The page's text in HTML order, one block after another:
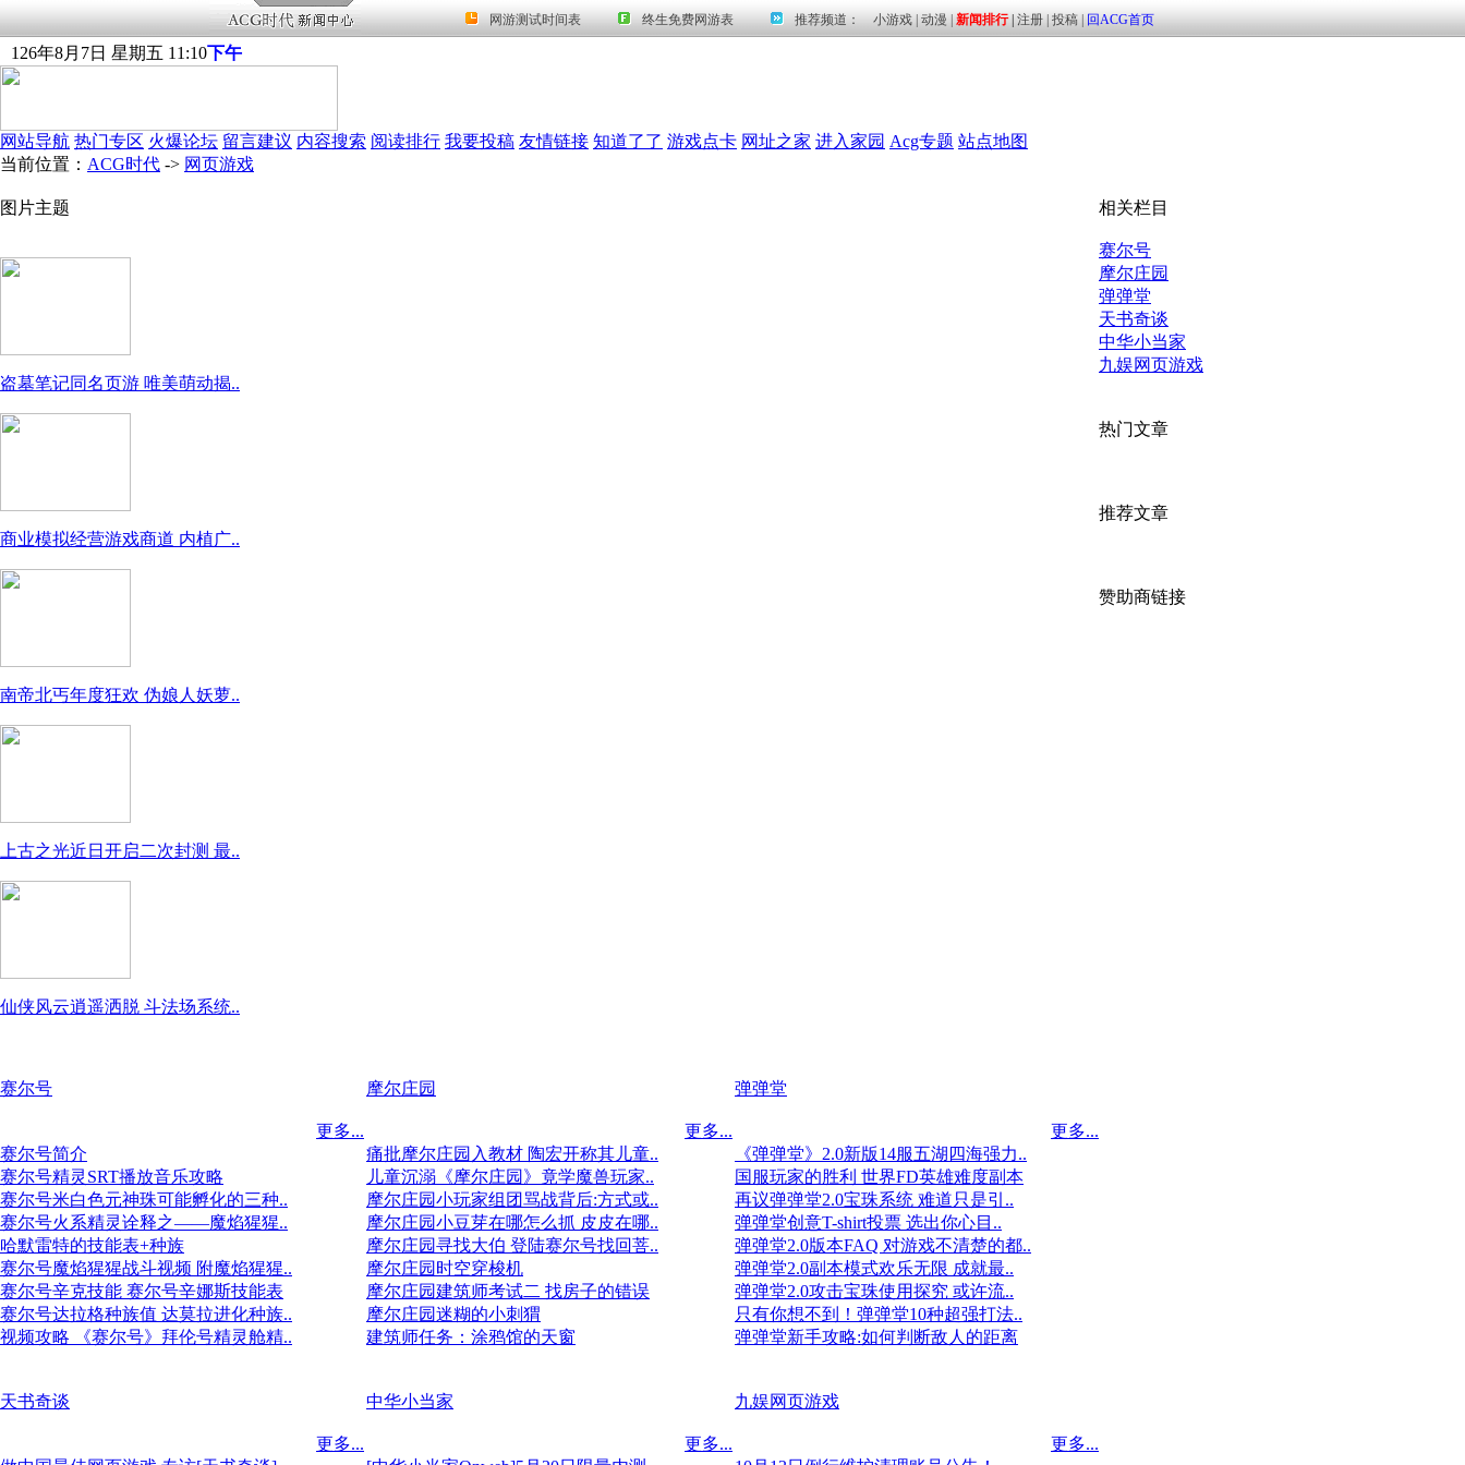
126年8月 7日 星期五 11 :10下午
网站导航 热门专区 火爆论坛 留言建议 内容搜索 阅读排行 我要投稿 友情链接 知道了了 游戏点卡 网址之家 进入家园 Acg专题 站点地图
当前位置： ACG时代 -> 网页游戏
图片主题
盗墓笔记同名页游 唯美萌动揭..
商业模拟经营游戏商道 内植广..
南帝北丐年度狂欢 伪娘人妖萝..
上古之光近日开启二次封测 最..
仙侠风云逍遥洒脱 斗法场系统..
赛尔号
更多...
赛尔号简介
赛尔号精灵SRT播放音乐攻略
赛尔号米白色元神珠可能孵化的三种..
赛尔号火系精灵诠释之——魔焰猩猩..
哈默雷特的技能表+种族
赛尔号魔焰猩猩战斗视频 附魔焰猩猩..
赛尔号辛克技能 赛尔号辛娜斯技能表
赛尔号达拉格种族值 达莫拉进化种族..
视频攻略 《赛尔号》拜伦号精灵舱精..
摩尔庄园
更多...
痛批摩尔庄园入教材 陶宏开称其儿童..
儿童沉溺《摩尔庄园》竟学魔兽玩家..
摩尔庄园小玩家组团骂战背后:方式或..
摩尔庄园小豆芽在哪怎么抓 皮皮在哪..
摩尔庄园寻找大伯 登陆赛尔号找回菩..
摩尔庄园时空穿梭机
摩尔庄园建筑师考试二 找房子的错误
摩尔庄园迷糊的小刺猬
建筑师任务：涂鸦馆的天窗
弹弹堂
更多...
《弹弹堂》2.0新版14服五湖四海强力..
国服玩家的胜利 世界FD英雄难度副本
再议弹弹堂2.0宝珠系统 难道只是引..
弹弹堂创意T-shirt投票 选出你心目..
弹弹堂2.0版本FAQ 对游戏不清楚的都..
弹弹堂2.0副本模式欢乐无限 成就最..
弹弹堂2.0攻击宝珠使用探究 或许流..
只有你想不到！弹弹堂10种超强打法..
弹弹堂新手攻略:如何判断敌人的距离
天书奇谈
更多...
中华小当家
更多...
九娱网页游戏
更多...
相关栏目
赛尔号
摩尔庄园
弹弹堂
天书奇谈
中华小当家
九娱网页游戏
热门文章
推荐文章
赞助商链接